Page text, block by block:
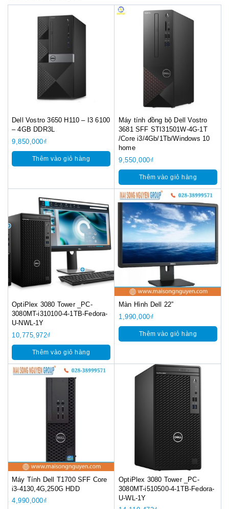
Dell Vostro 3650 H110 – I3 6100
– 4GB DDR3L
9,850,000₫
Thêm vào giỏ hàng
Máy tính đồng bộ Dell Vostro
3681 SFF STI31501W-4G-1T
/Core i3/4Gb/1Tb/Windows 10
home
9,550,000₫
Thêm vào giỏ hàng
OptiPlex 3080 Tower _PC-
3080MT-i310100-4-1TB-Fedora-
U-NWL-1Y
10,775,972₫
Thêm vào giỏ hàng
Màn Hình Dell 22”
1,990,000₫
Thêm vào giỏ hàng
Máy Tính Dell T1700 SFF Core
i3-4130,4G,250G HDD
4,990,000₫
OptiPlex 3080 Tower _PC-
3080MT-i510500-4-1TB-Fedora-
U-WL-1Y